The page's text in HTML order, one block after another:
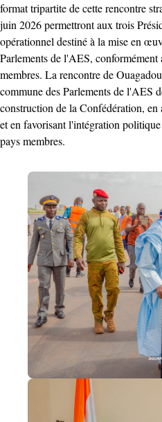
format tripartite de cette rencontre
juin 2026 permettront aux trois
opérationnel destiné à la mise en
Parlements de l'AES, conformément
membres. La rencontre de
commune des Parlements de l'AES
construction de la Confédération,
et en favorisant l'intégration
pays membres.